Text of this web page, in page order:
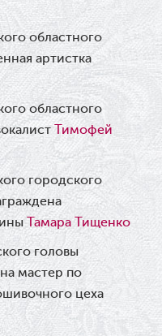
червня
областного
артистка
областного
Тимофей
городского
Тамара Тищенко
головы
мастер по
цеха